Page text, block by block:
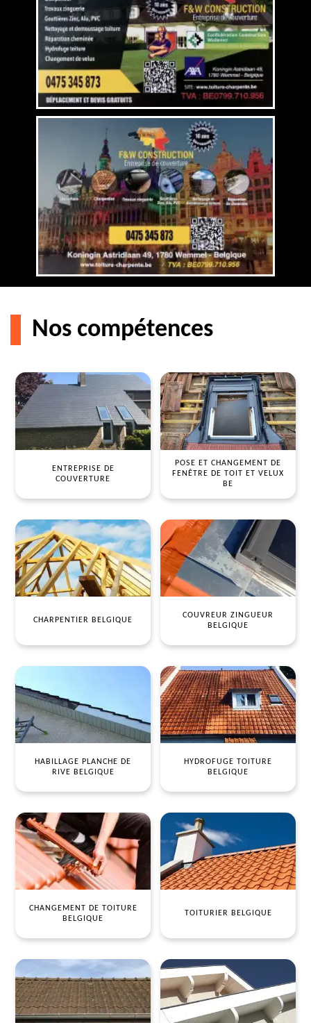
Nos compétences
ENTREPRISE DE
COUVERTURE
POSE ET CHANGEMENT DE
FENÊTRE DE TOIT ET VELUX
BE
CHARPENTIER BELGIQUE
COUVREUR ZINGUEUR
BELGIQUE
HABILLAGE PLANCHE DE
RIVE BELGIQUE
HYDROFUGE TOITURE
BELGIQUE
CHANGEMENT DE TOITURE
BELGIQUE
TOITURIER BELGIQUE